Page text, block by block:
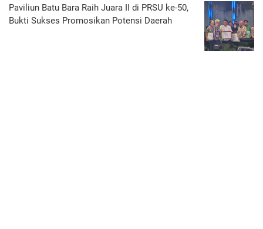
Paviliun Batu Bara Raih Juara II di PRSU ke-50,
Bukti Sukses Promosikan Potensi Daerah